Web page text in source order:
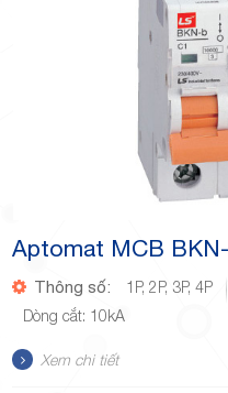
Aptomat MCB
Thông số: 1P, 2P, 3P, 4P
Dòng cắt: 10kA
Xem chi tiết